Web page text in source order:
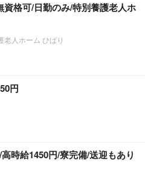
資格可/日勤のみ/特別養護老人ホ
人ホーム ひばり
円
時給1450円/寮完備/送迎もあり